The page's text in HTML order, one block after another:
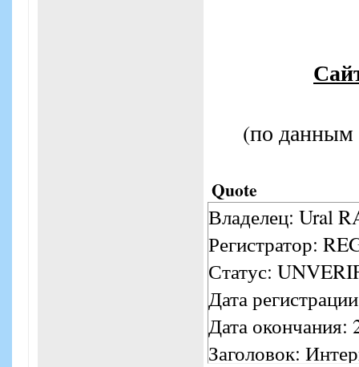
(по данным
Quote
Владелец: Ural
Регистратор:
Статус:
Дата
Дата окончания:
Заголовок: